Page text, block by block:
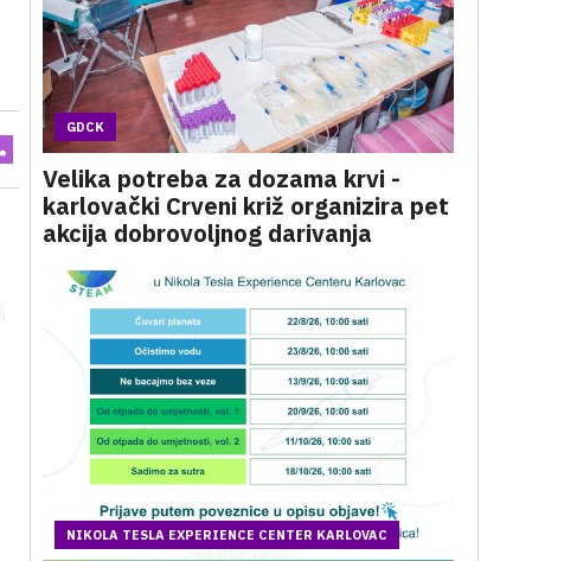
GDCK
Velika potreba za dozama krvi -
karlovački Crveni križ organizira pet
akcija dobrovoljnog darivanja
NIKOLA TESLA EXPERIENCE CENTER KARLOVAC